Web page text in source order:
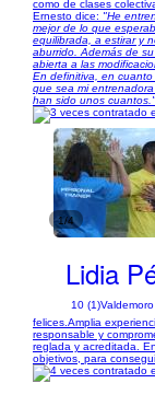
como de clases
Ernesto dice: "He
mejor de lo que
equilibrada, a estirar y
aburrido. Además de
abierta a las
En definitiva, en
que sea mi
han sido unos cuantos."
1/4
Lidia
10 (1)
felices.Amplia
responsable y
reglada y acreditada.
objetivos, para